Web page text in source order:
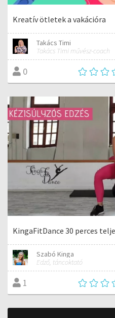
Kreatív ötletek a vakációra
Takács Timi
Takács Timi művész-coach
0
KingaFitDance 30 perces
Szabó Kinga
Edző, táncoktató
1